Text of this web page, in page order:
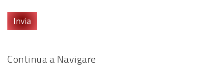
Invia
Continua a Navigare